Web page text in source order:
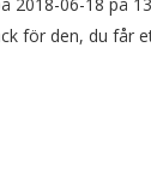
för den, du får